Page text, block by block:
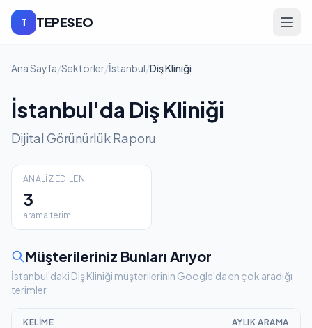
T TEPESEO
Ana Sayfa/Sektörler/İstanbul/Diş Kliniği
İstanbul'da Diş Kliniği
Dijital Görünürlük Raporu
ANALIZ EDILEN
3
arama terimi
Müşterileriniz Bunları Arıyor
İstanbul'daki Diş Kliniği müşterilerinin Google'da en çok aradığı
terimler
KELIME AYLIK ARAMA